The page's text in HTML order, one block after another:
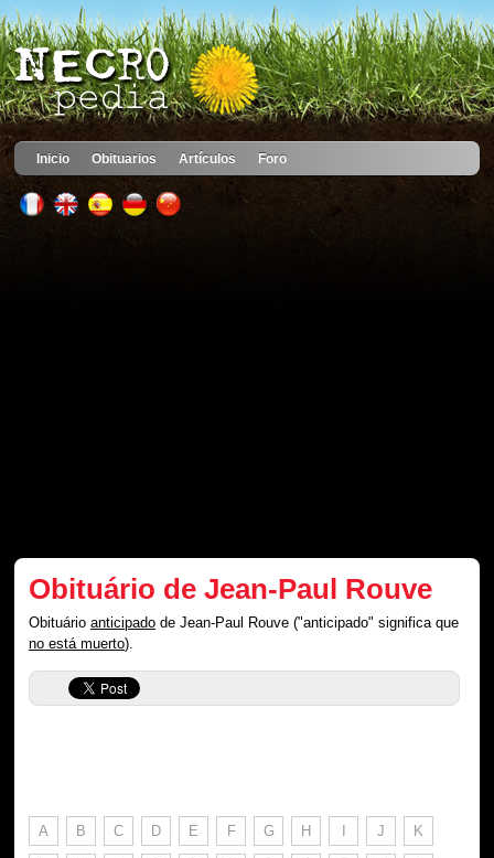
Inicio Obituarios Artículos Foro
Obituário de Jean-Paul Rouve
Obituárioanticipado de Jean-Paul Rouve ("anticipado" significa que
no está muerto).
A B C D E F G H I J K